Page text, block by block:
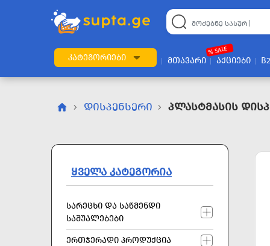
ᲙᲐᲢᲔᲒᲝᲠᲘᲔᲑᲘ ᲛᲗᲐᲕᲐᲠᲘ ᲐᲥᲪᲘᲔᲑᲘ
% SALE
ᲓᲘᲡᲞᲔᲜᲡᲔᲠᲘ Პლასტმასის
ᲧᲕᲔᲚᲐ ᲙᲐᲢᲔᲒᲝᲠᲘᲐ
ᲡᲐᲠᲔᲪᲮᲘ ᲓᲐ ᲡᲐᲬᲛᲔᲜᲓᲘ
ᲡᲐᲨᲣᲐᲚᲔᲑᲔᲑᲘ
ᲔᲠᲗᲯᲔᲠᲐᲓᲘ ᲞᲠᲝᲓᲣᲥᲪᲘᲐ